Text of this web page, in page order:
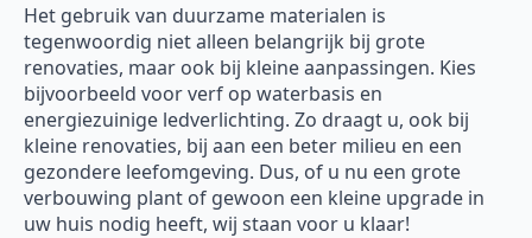
Het gebruik van duurzame materialen is
tegenwoordig niet alleen belangrijk bij grote
renovaties, maar ook bij kleine aanpassingen. Kies
bijvoorbeeld voor verf op waterbasis en
energiezuinige ledverlichting. Zo draagt u, ook bij
kleine renovaties, bij aan een beter milieu en een
gezondere leefomgeving. Dus, of u nu een grote
verbouwing plant of gewoon een kleine upgrade in
uw huis nodig heeft, wij staan voor u klaar!